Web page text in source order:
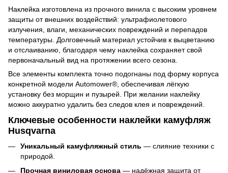
Наклейка изготовлена из прочного винила с высоким уровнем
защиты от внешних воздействий: ультрафиолетового
излучения, влаги, механических повреждений и перепадов
температуры. Долговечный материал устойчив к выцветанию
и отслаиванию, благодаря чему наклейка сохраняет свой
первоначальный вид на протяжении всего сезона.
Все элементы комплекта точно подогнаны под форму корпуса
конкретной модели Automower®, обеспечивая лёгкую
установку без морщин и пузырей. При желании наклейку
можно аккуратно удалить без следов клея и повреждений.
Ключевые особенности наклейки камуфляж
Husqvarna
Уникальный камуфляжный стиль — слияние техники с
природой.
Прочная виниловая основа — надёжная защита от